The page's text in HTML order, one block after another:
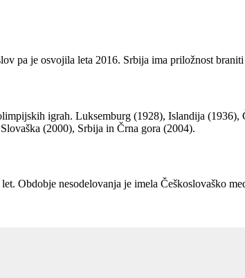
pa je osvojila leta 2016. Srbija ima priložnost
igrah. Luksemburg (1928), Islandija
(2000), Srbija in Črna gora (2004).
Obdobje nesodelovanja je imela Češkoslovaško